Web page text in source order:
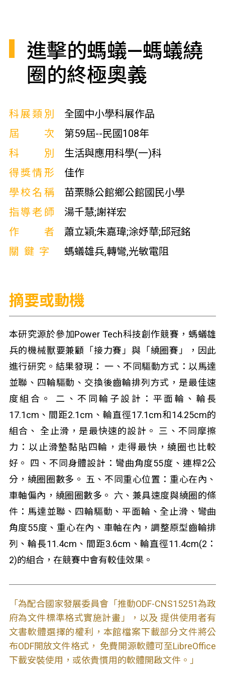
進擊的螞蟻—螞蟻繞
圈的終極奧義
科展類別
全國中小學科展作品
屆次
第59屆--民國108年
科別
生活與應用科學(一)科
得獎情形
佳作
學校名稱
苗栗縣公館鄉公館國民小學
指導老師
湯千慧;謝祥宏
作者
蕭立穎;朱嘉瑋;涂妤華;邱冠銘
關鍵字
螞蟻雄兵,轉彎,光敏電阻
摘要或動機
本研究源於參加Power Tech科技創作競賽，螞蟻雄
兵的機械獸要兼顧「接力賽」與「繞圈賽」，因此
進行研究。結果發現： 一、不同驅動方式：以馬達
並聯、四輪驅動、交換後齒輪排列方式，是最佳速
度組合。 二、不同輪子設計：平面輪、輪長
17.1cm、間距2.1cm、輪直徑17.1cm和14.25cm的
組合、 全止滑，是最快速的設計。 三、不同摩擦
力：以止滑墊黏貼四輪，走得最快，繞圈也比較
好。 四、不同身體設計：彎曲角度55度、連桿2公
分，繞圈圈數多。 五、不同重心位置：重心在內、
車軸偏內，繞圈圈數多。 六、兼具速度與繞圈的條
件：馬達並聯、四輪驅動、平面輪、全止滑、彎曲
角度55度、重心在內、車軸在內，調整原型齒輪排
列、輪長11.4cm、間距3.6cm、輪直徑11.4cm(2：
2)的組合，在競賽中會有較佳效果。
「為配合國家發展委員會「推動ODF-CNS15251為政
府為文件標準格式實施計畫」，以及 提供使用者有
文書軟體選擇的權利，本館檔案下載部分文件將公
布ODF開放文件格式， 免費開源軟體可至LibreOffice
下載安裝使用，或依貴慣用的軟體開啟文件。」